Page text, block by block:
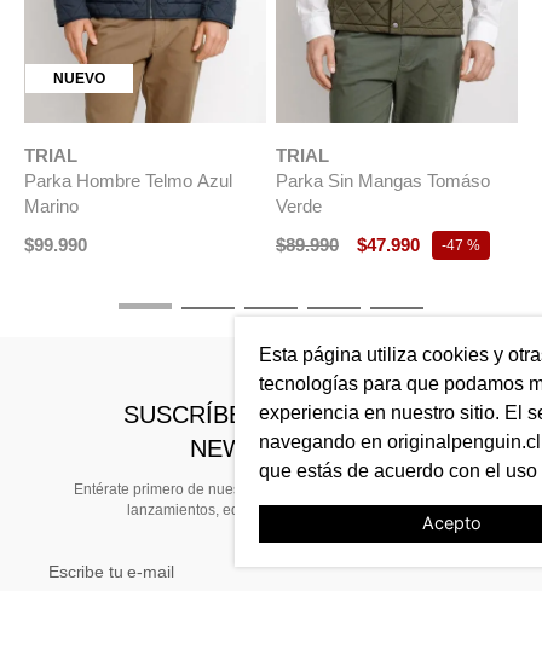
NUEVO
TRIAL
Parka Hombre Telmo Azul
Marino
$99.990
TRIAL
Parka Sin Mangas Tomáso
Verde
$89.990 $47.990 -47 %
SUSCRÍBETE A NUESTRO
NEWSLETTER
Entérate primero de nuestras noticias, preventas exclusivas,
lanzamientos, ediciones limitadas y eventos
Acepto
Esta página utiliza cookies y
tecnologías para que podamos
experiencia en nuestro sitio. El
navegando en
que estás de acuerdo con el